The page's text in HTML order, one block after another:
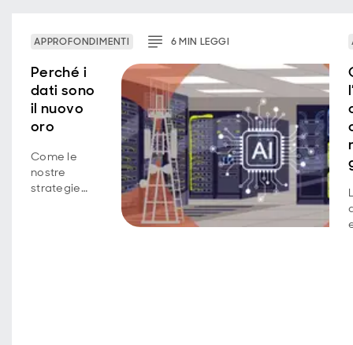
APPROFONDIMENTI 6MIN LEGGI
Perché i
dati sono
il nuovo
oro
Come le
nostre
strategie